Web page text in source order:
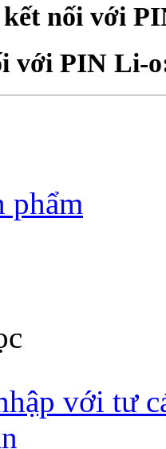
kết nối với
với PIN Li-
phẩm
với tư